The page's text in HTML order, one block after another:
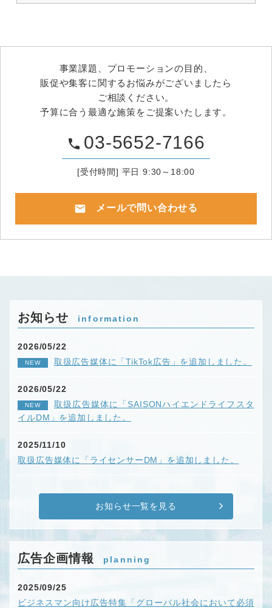
事業課題、プロモーションの目的、
販促や集客に関するお悩みがございましたら
ご相談ください。
予算に合う最適な施策をご提案いたします。
phone 03-5652-7166
[受付時間] 平日 9:30～18:00
mail メールで問い合わせる
お知らせ information
2026/05/22
NEW 取扱広告媒体に「TikTok広告」を追加しました。
2026/05/22
NEW
取扱広告媒体に「SAISONハイエンドライフスタ
イルDM」を追加しました。
2025/11/10
取扱広告媒体に「ライセンサーDM」を追加しました。
お知らせ一覧を見る
広告企画情報 planning
2025/09/25
ビジネスマン向け広告特集「グローバル社会において必須